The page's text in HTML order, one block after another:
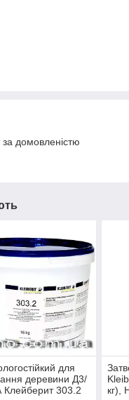
домовленістю
для
деревини Д3/
303.2
кг),